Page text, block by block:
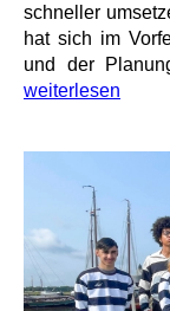
schneller
hat sich im
und der
weiterlesen